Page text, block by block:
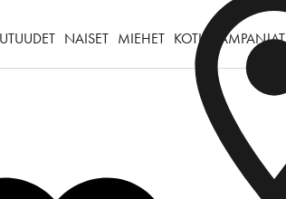
NAISET MIEHET KOTI KAMPANJAT